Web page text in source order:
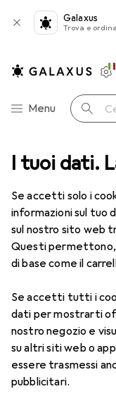
I tuoi dati.
Se accetti solo i
informazioni sul tuo
sul nostro sito web
Questi permettono,
di base come il
Se accetti tutti i
dati per mostrarti
nostro negozio e
su altri siti web o
essere trasmessi
pubblicitari.
Galaxus
Trova e
Categoria Navigazione
Menu Cerca
Lenti a contatto
Air Optix più
-6.5, Obiettivo
Prezzo in EUR IVA
EUR
49,16 EUR
8,20/1pz.